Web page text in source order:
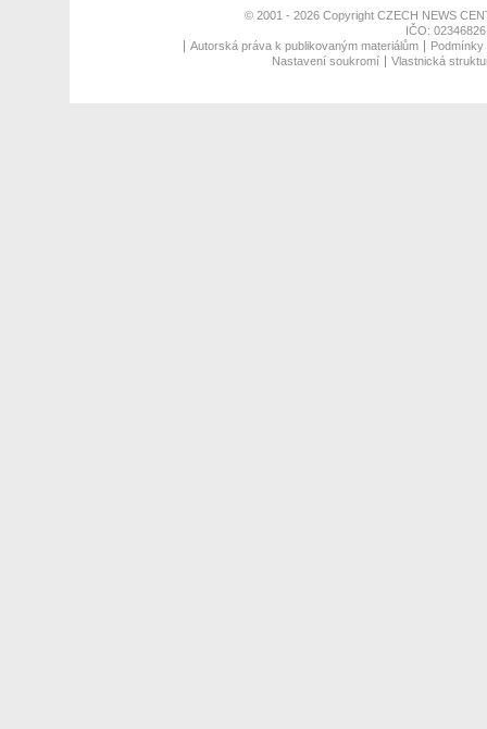
© 2001 - 2026 Copyright CZECH NEWS
IČO:
Autorská práva k publikovaným materiálům
Nastavení soukromí
Vlastnická